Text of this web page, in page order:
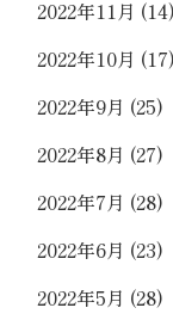
2022年11月 (14)
2022年10月 (17)
2022年9月 (25)
2022年8月 (27)
2022年7月 (28)
2022年6月 (23)
2022年5月 (28)